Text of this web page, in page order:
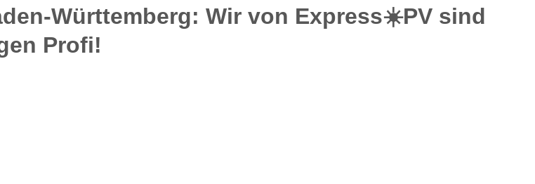
Württemberg: Wir von Express☀️PV️ sind
Profi!